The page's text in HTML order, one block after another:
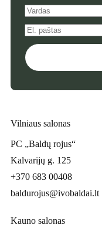
Vilniaus salonas
PC „Baldų rojus“
Kalvarijų g. 125
+370 683 00408
baldurojus@ivobaldai.lt
Kauno salonas